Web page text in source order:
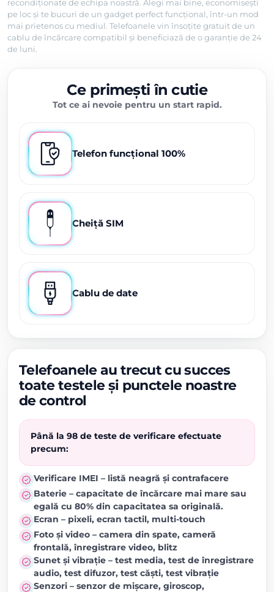
recondiționate de echipa noastră. Alegi mai bine, economisești
pe loc și te bucuri de un gadget perfect funcțional, într-un mod
mai prietenos cu mediul. Telefoanele vin însoțite gratuit de un
cablu de încărcare compatibil și beneficiază de o garanție de 24
de luni.
Ce primești în cutie
Tot ce ai nevoie pentru un start rapid.
Telefon funcțional 100%
Cheiță SIM
Cablu de date
Telefoanele au trecut cu succes
toate testele și punctele noastre
de control
Până la 98 de teste de verificare efectuate
precum:
Verificare IMEI – listă neagră și contrafacere
Baterie – capacitate de încărcare mai mare sau
egală cu 80% din capacitatea sa originală.
Ecran – pixeli, ecran tactil, multi-touch
Foto și video – camera din spate, cameră
frontală, înregistrare video, blitz
Sunet și vibrație – test media, test de înregistrare
audio, test difuzor, test căști, test vibrație
Senzori – senzor de mișcare, giroscop,